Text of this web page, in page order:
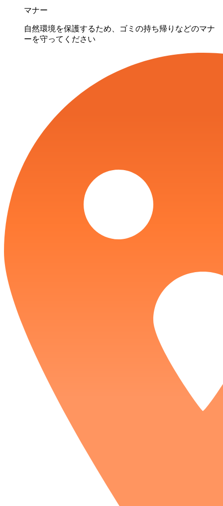
マナー
自然環境を保護するため、ゴミの持ち帰りなどのマナ
ーを守ってください